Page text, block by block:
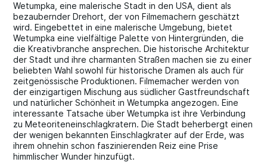
Wetumpka, eine malerische Stadt in den USA, dient als
bezaubernder Drehort, der von Filmemachern geschätzt
wird. Eingebettet in eine malerische Umgebung, bietet
Wetumpka eine vielfältige Palette von Hintergründen, die
die Kreativbranche ansprechen. Die historische Architektur
der Stadt und ihre charmanten Straßen machen sie zu einer
beliebten Wahl sowohl für historische Dramen als auch für
zeitgenössische Produktionen. Filmemacher werden von
der einzigartigen Mischung aus südlicher Gastfreundschaft
und natürlicher Schönheit in Wetumpka angezogen. Eine
interessante Tatsache über Wetumpka ist ihre Verbindung
zu Meteoriteneinschlagkratern. Die Stadt beherbergt einen
der wenigen bekannten Einschlagkrater auf der Erde, was
ihrem ohnehin schon faszinierenden Reiz eine Prise
himmlischer Wunder hinzufügt.